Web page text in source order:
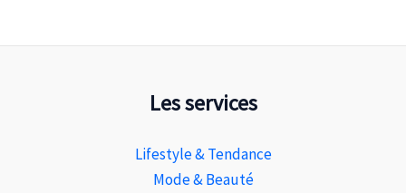
Les services
Lifestyle & Tendance
Mode & Beauté